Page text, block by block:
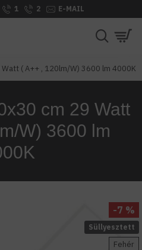
1 2 E-MAIL
( A++ , 120lm/W) 3600 lm 4000K
cm 29 Watt
W) 3600 lm
Süllyesztett
Fehér
-7 %